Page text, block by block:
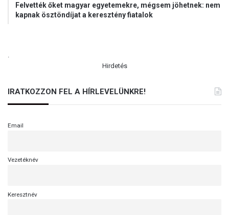
Felvették őket magyar egyetemekre, mégsem jöhetnek: nem
kapnak ösztöndíjat a keresztény fiatalok
Hirdetés
IRATKOZZON FEL A HÍRLEVELÜNKRE!
Email
Vezetéknév
Keresztnév